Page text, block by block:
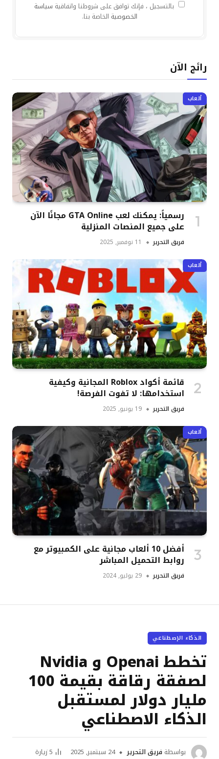
بالتسجيل ، فإنك توافق على شروطنا واتفاقية سياسة
الخصوصية الخاصة بنا.
رائج الآن
ألعاب
رسمياً: يمكنك لعب GTA Online مجانًا الآن
على جميع المنصات المنزلية
فريق التحرير 11 نوفمبر, 2025
ألعاب
قائمة أكواد Roblox المجانية وكيفية
استخدامها: لا تفوت الفرصة!
فريق التحرير 19 يونيو, 2025
ألعاب
أفضل 10 ألعاب مجانية على الكمبيوتر مع
روابط التحميل المباشر
فريق التحرير 29 يوليو, 2024
الذكاء الإصطناعي
تخطط Openai و Nvidia
لصفقة رقاقة بقيمة 100
مليار دولار لمستقبل
الذكاء الاصطناعي
بواسطة فريق التحرير 24 سبتمبر, 2025 5زيارة